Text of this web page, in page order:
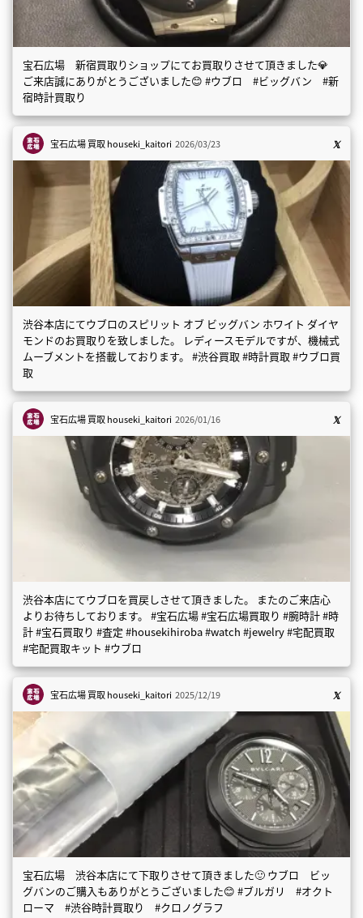
宝石広場 新宿買取りショップにてお買取りさせて頂きました💎
ご来店誠にありがとうございました😊 #ウブロ #ビッグバン #新
宿時計買取り
宝石広場 買取houseki_kaitori 2026/03/23
渋谷本店にてウブロのスピリット オブ ビッグバン ホワイト ダイヤ
モンドのお買取りを致しました。 レディースモデルですが、機械式
ムーブメントを搭載しております。 #渋谷買取 #時計買取 #ウブロ買
取
宝石広場 買取houseki_kaitori 2026/01/16
渋谷本店にてウブロを買戻しさせて頂きました。 またのご来店心
よりお待ちしております。 #宝石広場 #宝石広場買取り #腕時計 #時
計 #宝石買取り #査定 #housekihiroba #watch #jewelry #宅配買取
#宅配買取キット #ウブロ
宝石広場 買取houseki_kaitori 2025/12/19
宝石広場 渋谷本店にて下取りさせて頂きました🙂 ウブロ ビッ
グバンのご購入もありがとうございました😊 #ブルガリ #オクト
ローマ #渋谷時計買取り #クロノグラフ